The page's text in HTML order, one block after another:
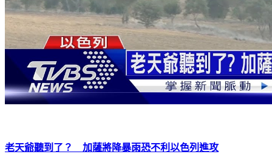
老天爺聽到了？ 加薩將降暴雨恐不利以色列進攻